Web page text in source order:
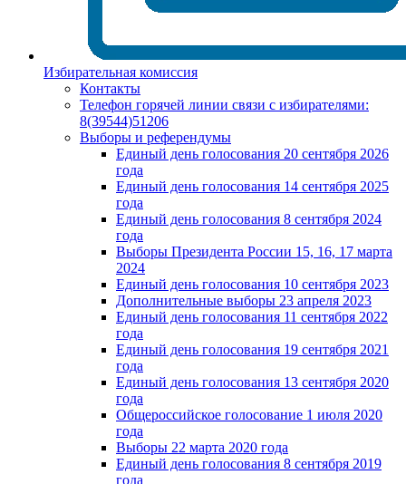
Избирательная комиссия
Контакты
Телефон горячей линии связи с избирателями:
8(39544)51206
Выборы и референдумы
Единый день голосования 20 сентября 2026
года
Единый день голосования 14 сентября 2025
года
Единый день голосования 8 сентября 2024
года
Выборы Президента России 15, 16, 17 марта
2024
Единый день голосования 10 сентября 2023
Дополнительные выборы 23 апреля 2023
Единый день голосования 11 сентября 2022
года
Единый день голосования 19 сентября 2021
года
Единый день голосования 13 сентября 2020
года
Общероссийское голосование 1 июля 2020
года
Выборы 22 марта 2020 года
Единый день голосования 8 сентября 2019
года